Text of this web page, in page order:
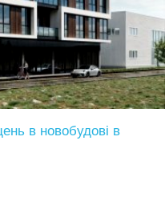
в новобудові в